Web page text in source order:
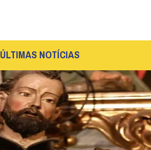
ÚLTIMAS NOTÍCIAS